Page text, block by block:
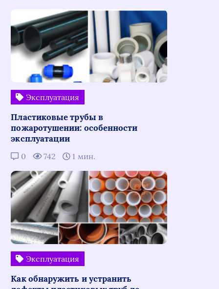
Эксплуатация
Пластиковые трубы в
пожаротушении: особенности
эксплуатации
0 742 1 мин.
Эксплуатация
Как обнаружить и устранить